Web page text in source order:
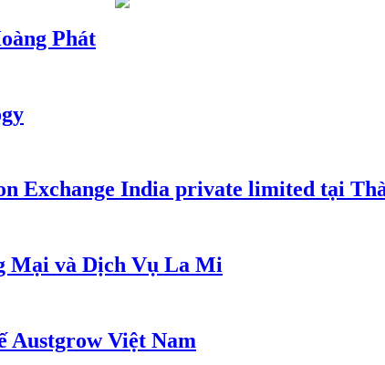
Phát
Exchange India private limited tại
Mại và Dịch Vụ La Mi
Austgrow Việt Nam